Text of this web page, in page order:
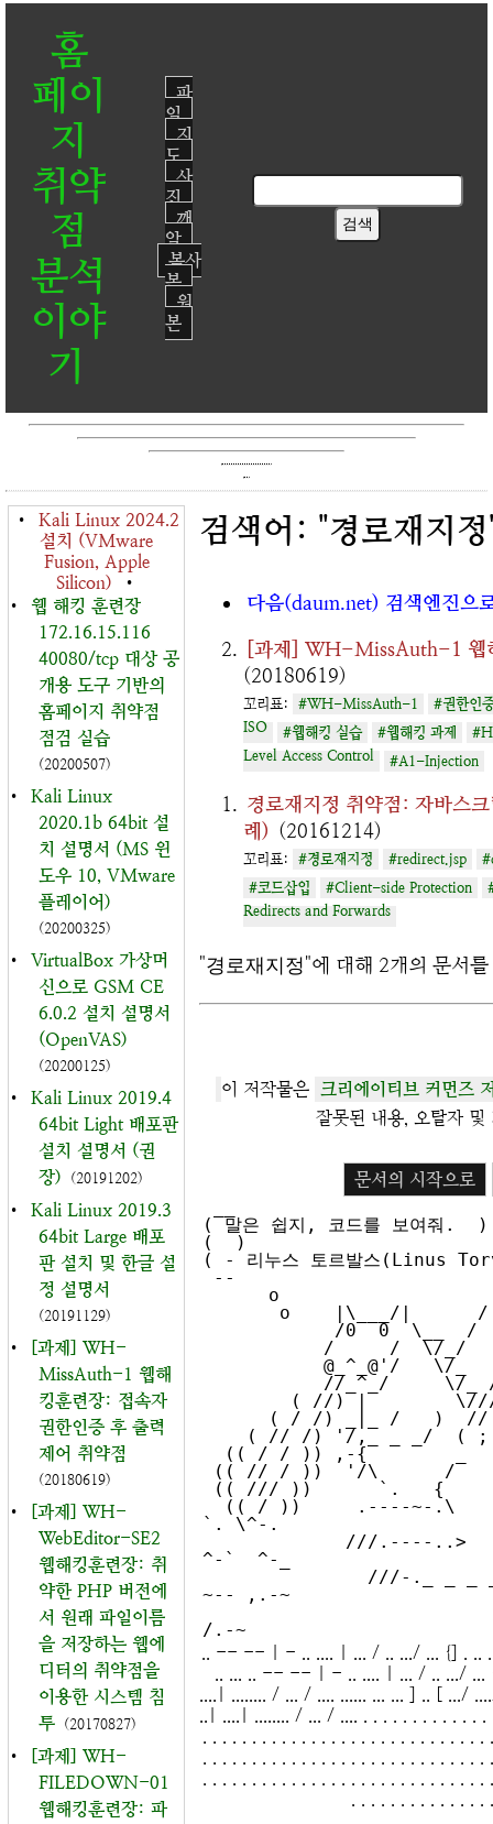
홈
페이
지
취약
점
분석
이야
기
파
일
지
도
사
진
깨
알
복사
본
원
본
•
Kali Linux 2024.2
설치 (VMware
Fusion, Apple
Silicon)
•
•
웹 해킹 훈련장
172.16.15.116
40080/tcp 대상 공
개용 도구 기반의
홈페이지 취약점
점검 실습
(20200507)
•
Kali Linux
2020.1b 64bit 설
치 설명서 (MS 윈
도우 10, VMware
플레이어)
(20200325)
•
VirtualBox 가상머
신으로 GSM CE
6.0.2 설치 설명서
(OpenVAS)
(20200125)
•
Kali Linux 2019.4
64bit Light 배포판
설치 설명서 (권
장)
(20191202)
•
Kali Linux 2019.3
64bit Large 배포
판 설치 및 한글 설
정 설명서
(20191129)
•
[과제] WH-
MissAuth-1 웹해
킹훈련장: 접속자
권한인증 후 출력
제어 취약점
(20180619)
•
[과제] WH-
WebEditor-SE2
웹해킹훈련장: 취
약한 PHP 버전에
서 원래 파일이름
을 저장하는 웹에
디터의 취약점을
이용한 시스템 침
투 (20170827)
•
[과제] WH-
FILEDOWN-01
웹해킹훈련장: 파
검색어: "경로재지
다음(daum.net) 검색엔진으
[과제] WH-MissAuth-1 웹
(20180619)
꼬리표: #WH-MissAuth-1 #권한인
ISO #웹해킹 실습 #웹해킹 과제
Level Access Control #A1-Injection
경로재지정 취약점: 자바스
례) (20161214)
꼬리표: #경로재지정 #redirect.jsp
#코드삽입
#Client-side Protection
Redirects and Forwards
"경로재지정"에 대해 2개의 문서
이 저작물은 크리에이티브 커먼즈
잘못된 내용, 오탈자
문서의 시작으로
( 말은 쉽지, 코드를 보여줘.  )
(  )
( - 리누스 토르발스(Linus
`. \^-.
^-`  ^-_
               ///-._ _ _ _ _ _ _}^ - - - - ~
~-- ,.-~
.. -- -- | - .. .... | ... / .. .../ ... {] . .. ..
.. ... .. -- -- | - .. .... | ... / .. .../ ...
....| ........ / ... / .... ...... ... ... ] .. [ .../
..| ....| ........ / ... / .... . . . . . . . . . . . .
. . . . . . . . . . . . . . . . . . . . . . . . . . . .
. . . . . . . . . . . . . . . . . . . . . . . . . . . .
. . . . . . . . . . . . . . . . . . . . . . . . . . . .
. . . . . . . . . . . . . .